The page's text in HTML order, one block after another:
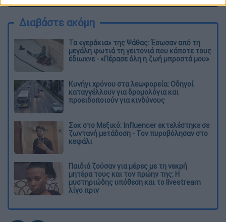
Διαβάστε ακόμη
Τα «γεράκια» της Ψάθας: Έσωσαν από τη
μεγάλη φωτιά τη γειτονιά που κάποτε τους
έδιωχνε - «Πέρασε όλη η ζωή μπροστά μου»
Κυνήγι χρόνου στα λεωφορεία: Οδηγοί
καταγγέλλουν για δρομολόγια και
προειδοποιούν για κινδύνους
Σοκ στο Μεξικό: Influencer εκτελέστηκε σε
ζωντανή μετάδοση - Τον πυροβόλησαν στο
κεφάλι
Παιδιά ζούσαν για μέρες με τη νεκρή
μητέρα τους και τον πρώην της: Η
μυστηριώδης υπόθεση και το livestream
λίγο πριν